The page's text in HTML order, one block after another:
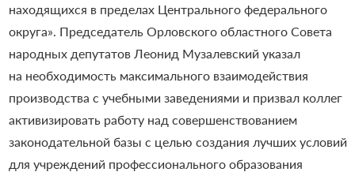
находящихся в пределах Центрального федерального
округа». Председатель Орловского областного Совета
народных депутатов Леонид Музалевский указал
на необходимость максимального взаимодействия
производства с учебными заведениями и призвал коллег
активизировать работу над совершенствованием
законодательной базы c целью создания лучших условий
для учреждений профессионального образования